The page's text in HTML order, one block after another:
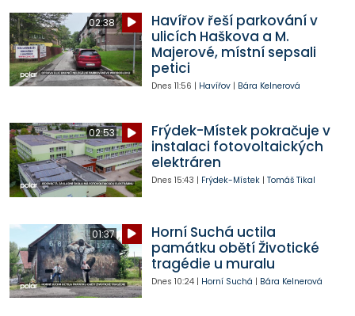
02:38
Havířov řeší parkování v
ulicích Haškova a M.
Majerové, místní sepsali
petici
Dnes 11:56 | Havířov| Bára Kelnerová
02:53
Frýdek-Místek pokračuje v
instalaci fotovoltaických
elektráren
Dnes 15:43 | Frýdek-Místek| Tomáš Tikal
01:37
Horní Suchá uctila
památku obětí Životické
tragédie u muralu
Dnes 10:24| Horní Suchá | Bára Kelnerová